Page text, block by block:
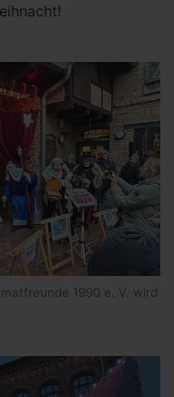
1990 e. V. wird